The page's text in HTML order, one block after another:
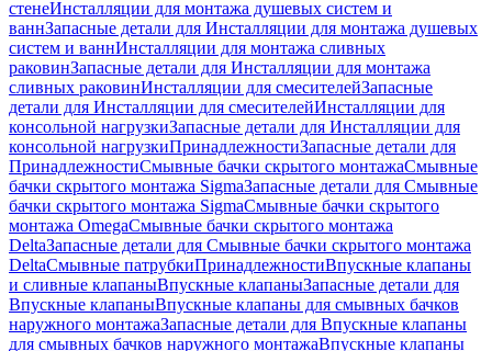
стенеИнсталляции для монтажа душевых систем и
ваннЗапасные детали для Инсталляции для монтажа душевых
систем и ваннИнсталляции для монтажа сливных
раковинЗапасные детали для Инсталляции для монтажа
сливных раковинИнсталляции для смесителейЗапасные
детали для Инсталляции для смесителейИнсталляции для
консольной нагрузкиЗапасные детали для Инсталляции для
консольной нагрузкиПринадлежностиЗапасные детали для
ПринадлежностиСмывные бачки скрытого монтажаСмывные
бачки скрытого монтажа SigmaЗапасные детали для Смывные
бачки скрытого монтажа SigmaСмывные бачки скрытого
монтажа OmegaСмывные бачки скрытого монтажа
DeltaЗапасные детали для Смывные бачки скрытого монтажа
DeltaСмывные патрубкиПринадлежностиВпускные клапаны
и сливные клапаныВпускные клапаныЗапасные детали для
Впускные клапаныВпускные клапаны для смывных бачков
наружного монтажаЗапасные детали для Впускные клапаны
для смывных бачков наружного монтажаВпускные клапаны